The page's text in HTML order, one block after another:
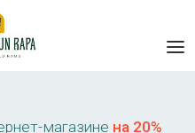
магазине на 20%